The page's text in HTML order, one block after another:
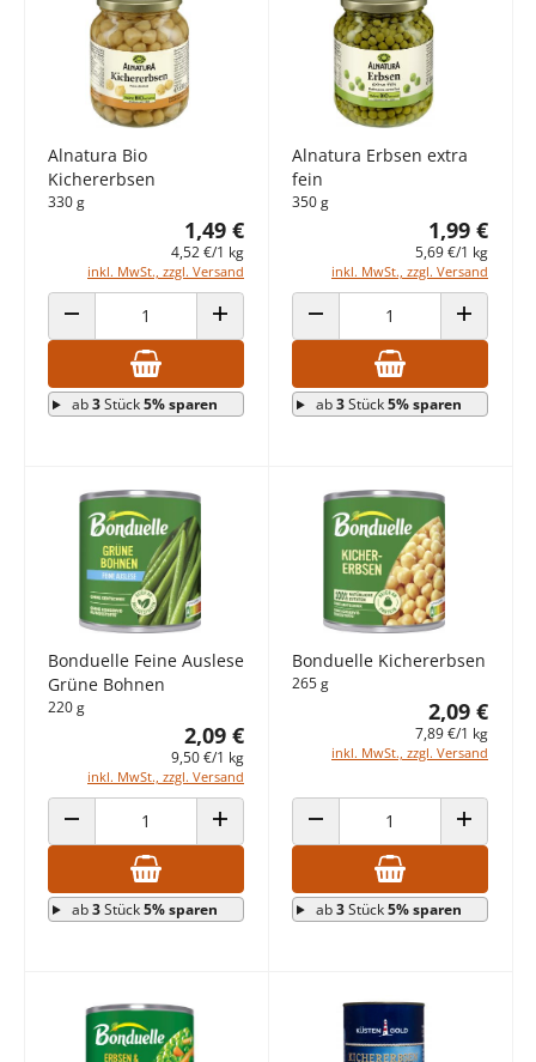
Alnatura Bio
Kichererbsen
330 g
1,49 €
4,52 €/1 kg
inkl. MwSt., zzgl. Versand
ANZAHL VERRINGERN ANZAHL ERHÖHEN
ab3Stück5% sparen
Alnatura Erbsen extra
fein
350 g
1,99 €
5,69 €/1 kg
inkl. MwSt., zzgl. Versand
ANZAHL VERRINGERN ANZAHL
ab3Stück5% sparen
Bonduelle Feine Auslese
Grüne Bohnen
220 g
2,09 €
9,50 €/1 kg
inkl. MwSt., zzgl. Versand
ANZAHL VERRINGERN ANZAHL ERHÖHEN
ab3Stück5% sparen
Bonduelle Kichererbsen
265 g
2,09 €
7,89 €/1 kg
inkl. MwSt., zzgl. Versand
ANZAHL VERRINGERN ANZAHL
ab3Stück5% sparen